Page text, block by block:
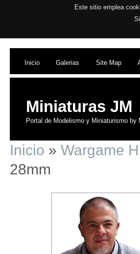
Este sitio emplea
Inicio Galerias Site Map
Miniaturas JM
Portal de Modelismo y Miniaturismo by
Inicio » Wargame
28mm